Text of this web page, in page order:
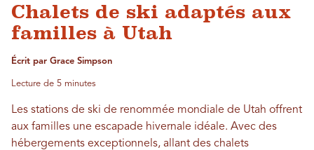
Chalets de ski adaptés aux
familles à Utah
Écrit par Grace Simpson
Lecture de 5 minutes
Les stations de ski de renommée mondiale de Utah offrent
aux familles une escapade hivernale idéale. Avec des
hébergements exceptionnels, allant des chalets